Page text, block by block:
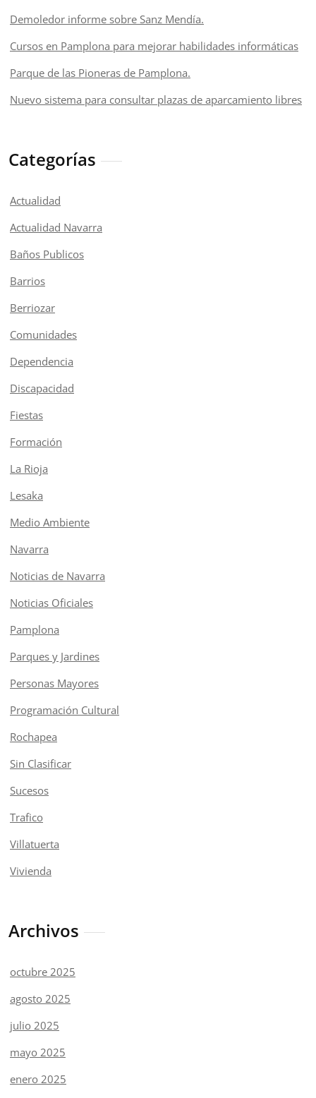
Demoledor informe sobre Sanz Mendía.
Cursos en Pamplona para mejorar habilidades informáticas
Parque de las Pioneras de Pamplona.
Nuevo sistema para consultar plazas de aparcamiento libres
Categorías
Actualidad
Actualidad Navarra
Baños Publicos
Barrios
Berriozar
Comunidades
Dependencia
Discapacidad
Fiestas
Formación
La Rioja
Lesaka
Medio Ambiente
Navarra
Noticias de Navarra
Noticias Oficiales
Pamplona
Parques y Jardines
Personas Mayores
Programación Cultural
Rochapea
Sin Clasificar
Sucesos
Trafico
Villatuerta
Vivienda
Archivos
octubre 2025
agosto 2025
julio 2025
mayo 2025
enero 2025